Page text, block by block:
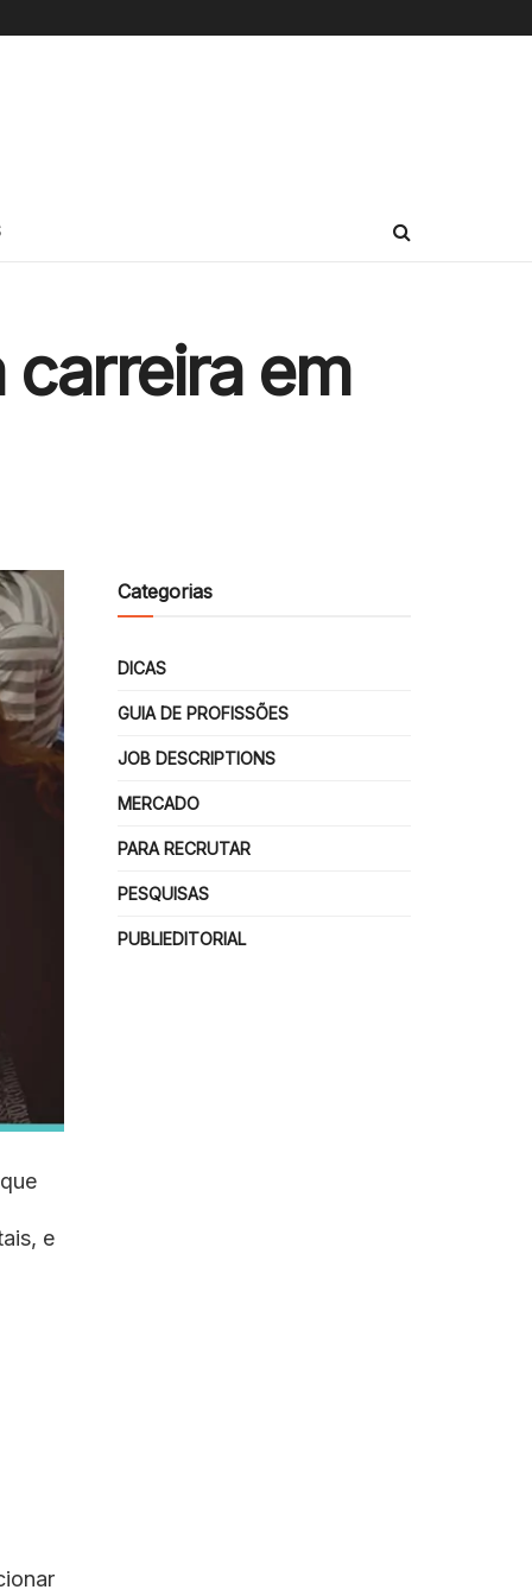
carreira em
e
Categorias
DICAS
GUIA DE PROFISSÕES
JOB DESCRIPTIONS
MERCADO
PARA RECRUTAR
PESQUISAS
PUBLIEDITORIAL